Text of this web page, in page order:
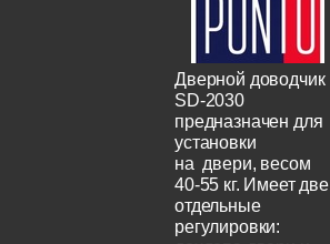
Дверной доводчик
SD-2030
предназначен для
установки
на двери, весом
40-55 кг. Имеет две
отдельные
регулировки: